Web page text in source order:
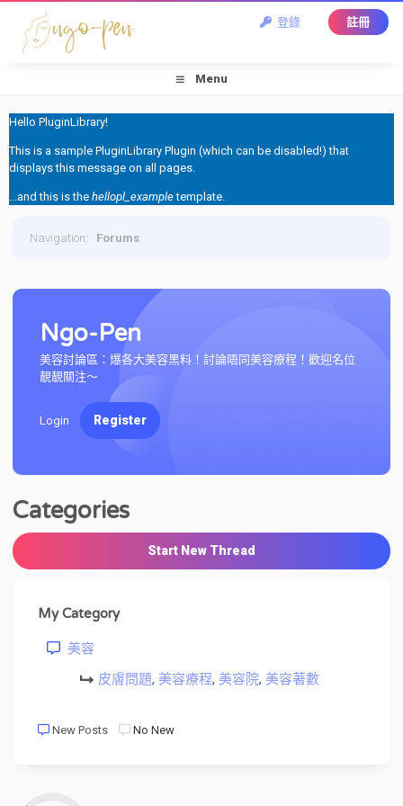
登錄 註冊
Menu
Hello PluginLibrary!
This is a sample PluginLibrary Plugin (which can be disabled!) that
displays this message on all pages.
...and this is the hellopl_exampletemplate.
Navigation: Forums
Ngo-Pen
美容討論區：爆各大美容黑料！討論唔同美容療程！歡迎名位
靚靚關注～
Login Register
Categories
Start New Thread
My Category
美容
皮膚問題, 美容療程, 美容院, 美容著數
New Posts No New